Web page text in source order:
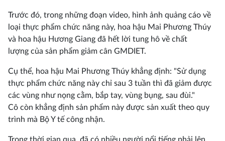
Trước đó, trong những đoạn video, hình ảnh quảng cáo về
loại thực phẩm chức năng này, hoa hậu Mai Phương Thúy
và hoa hậu Hương Giang đã hết lời tung hô về chất
lượng của sản phẩm giảm cân GMDIET.
Cụ thể, hoa hậu Mai Phương Thúy khẳng định: "Sử dụng
thực phẩm chức năng này chỉ sau 3 tuần thì đã giảm được
các vùng như nọng cằm, bắp tay, vùng bụng, sau đùi."
Cô còn khẳng định sản phẩm này được sản xuất theo quy
trình mà Bộ Y tế công nhận.